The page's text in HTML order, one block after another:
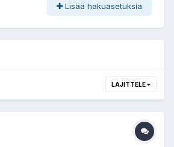
Lisää hakuasetuksia
LAJITTELE